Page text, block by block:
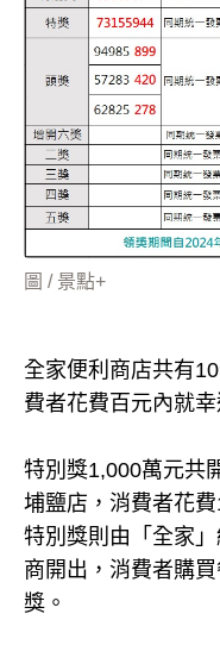
圖 / 景點+
全家便利商店共有
費者花費百元內就幸
特別獎1,000萬元共
埔鹽店，消費者花
特別獎則由「全家
商開出，消費者購
獎。